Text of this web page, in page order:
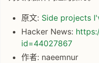
原文: Side projects
Hacker News:
id=44027867
作者: naeemnur